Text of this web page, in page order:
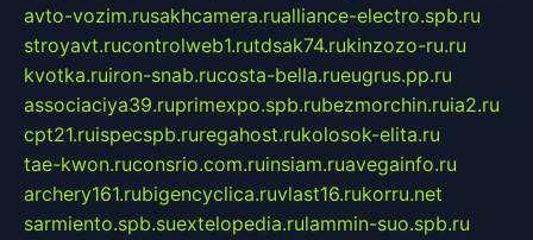
avto-vozim.rusakhcamera.rualliance-electro.spb.ru
stroyavt.rucontrolweb1.rutdsak74.rukinzozo-ru.ru
kvotka.ruiron-snab.rucosta-bella.rueugrus.pp.ru
associaciya39.ruprimexpo.spb.rubezmorchin.ruia2.ru
cpt21.ruispecspb.ruregahost.rukolosok-elita.ru
tae-kwon.ruconsrio.com.ruinsiam.ruavegainfo.ru
archery161.rubigencyclica.ruvlast16.rukorru.net
sarmiento.spb.suextelopedia.rulammin-suo.spb.ru